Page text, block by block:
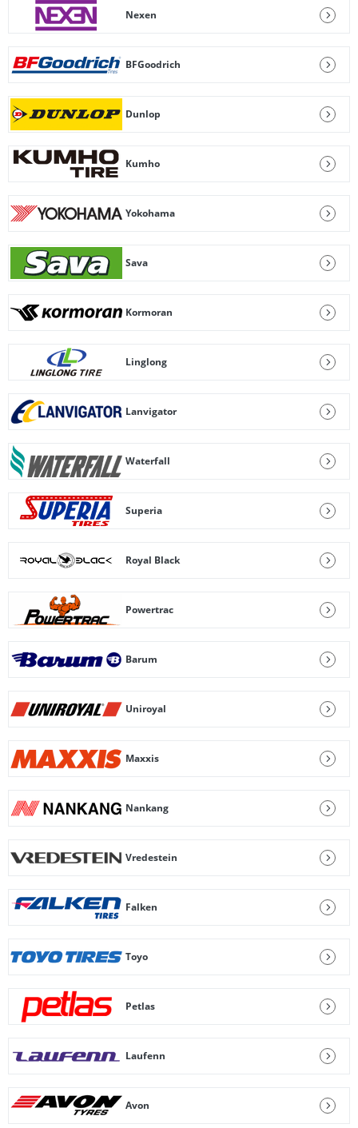
Nexen
BFGoodrich
Dunlop
Kumho
Yokohama
Sava
Kormoran
Linglong
Lanvigator
Waterfall
Superia
Royal Black
Powertrac
Barum
Uniroyal
Maxxis
Nankang
Vredestein
Falken
Toyo
Petlas
Laufenn
Avon